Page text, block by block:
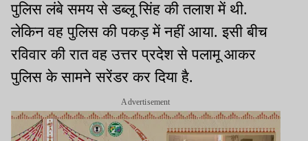
पुलिस लंबे समय से डब्लू सिंह की तलाश में थी.
लेकिन वह पुलिस की पकड़ में नहीं आया. इसी बीच
रविवार की रात वह उत्तर प्रदेश से पलामू आकर
पुलिस के सामने सरेंडर कर दिया है.
Advertisement